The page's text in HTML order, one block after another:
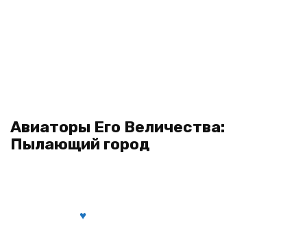
Авиаторы Его Величества:
Пылающий город